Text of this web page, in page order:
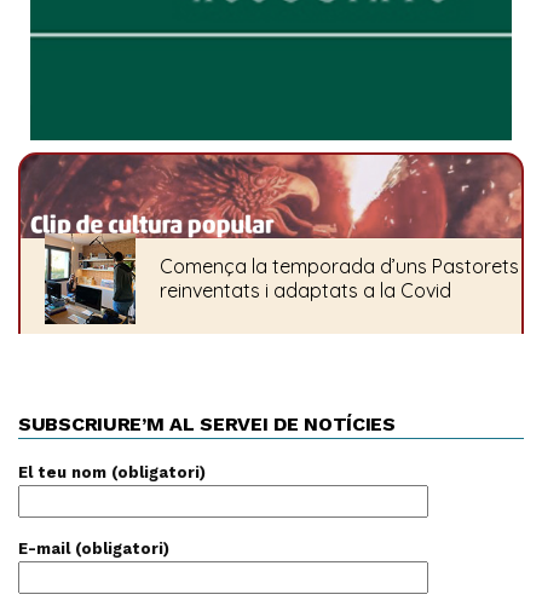
SUBSCRIURE’M AL SERVEI DE NOTÍCIES
El teu nom (obligatori)
E-mail (obligatori)